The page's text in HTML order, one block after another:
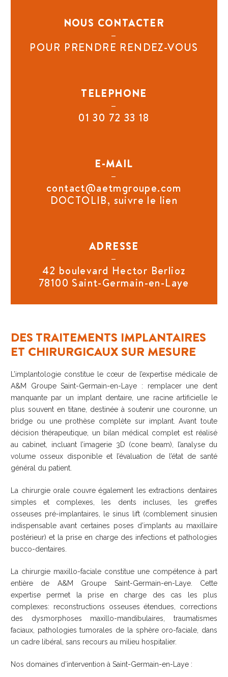
NOUS CONTACTER
–
POUR PRENDRE RENDEZ-VOUS
TELEPHONE
–
01 30 72 33 18
E-MAIL
–
contact@aetmgroupe.com
DOCTOLIB, suivre le lien
ADRESSE
–
42 boulevard Hector Berlioz
78100 Saint-Germain-en-Laye
DES TRAITEMENTS IMPLANTAIRES
ET CHIRURGICAUX SUR MESURE
L’implantologie constitue le cœur de l’expertise médicale de
A&M Groupe Saint-Germain-en-Laye : remplacer une dent
manquante par un implant dentaire, une racine artificielle le
plus souvent en titane, destinée à soutenir une couronne, un
bridge ou une prothèse complète sur implant. Avant toute
décision thérapeutique, un bilan médical complet est réalisé
au cabinet, incluant l’imagerie 3D (cone beam), l’analyse du
volume osseux disponible et l’évaluation de l’état de santé
général du patient.
La chirurgie orale couvre également les extractions dentaires
simples et complexes, les dents incluses, les greffes
osseuses pré-implantaires, le sinus lift (comblement sinusien
indispensable avant certaines poses d’implants au maxillaire
postérieur) et la prise en charge des infections et pathologies
bucco-dentaires.
La chirurgie maxillo-faciale constitue une compétence à part
entière de A&M Groupe Saint-Germain-en-Laye. Cette
expertise permet la prise en charge des cas les plus
complexes: reconstructions osseuses étendues, corrections
des dysmorphoses maxillo-mandibulaires, traumatismes
faciaux, pathologies tumorales de la sphère oro-faciale, dans
un cadre libéral, sans recours au milieu hospitalier.
Nos domaines d’intervention à Saint-Germain-en-Laye :